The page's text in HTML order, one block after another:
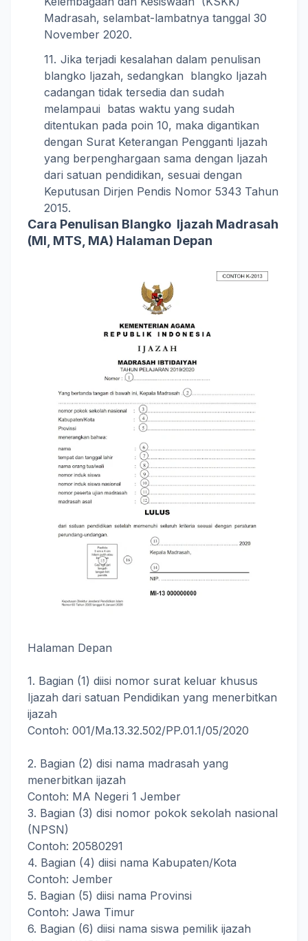
Madrasah, selambat-lambatnya tanggal 30
November 2020.
Jika terjadi kesalahan dalam penulisan
blangko Ijazah, sedangkan blangko Ijazah
cadangan tidak tersedia dan sudah
melampaui batas waktu yang sudah
ditentukan pada poin 10, maka digantikan
dengan Surat Keterangan Pengganti Ijazah
yang berpenghargaan sama dengan Ijazah
dari satuan pendidikan, sesuai dengan
Keputusan Dirjen Pendis Nomor 5343 Tahun
2015.
Cara Penulisan Blangko Ijazah Madrasah
(MI, MTS, MA) Halaman Depan
Halaman Depan
1. Bagian (1) diisi nomor surat keluar khusus
Ijazah dari satuan Pendidikan yang menerbitkan
ijazah
Contoh: 001/Ma.13.32.502/PP.01.1/05/2020
2. Bagian (2) disi nama madrasah yang
menerbitkan ijazah
Contoh: MA Negeri 1 Jember
3. Bagian (3) disi nomor pokok sekolah nasional
(NPSN)
Contoh: 20580291
4. Bagian (4) diisi nama Kabupaten/Kota
Contoh: Jember
5. Bagian (5) diisi nama Provinsi
Contoh: Jawa Timur
6. Bagian (6) diisi nama siswa pemilik ijazah